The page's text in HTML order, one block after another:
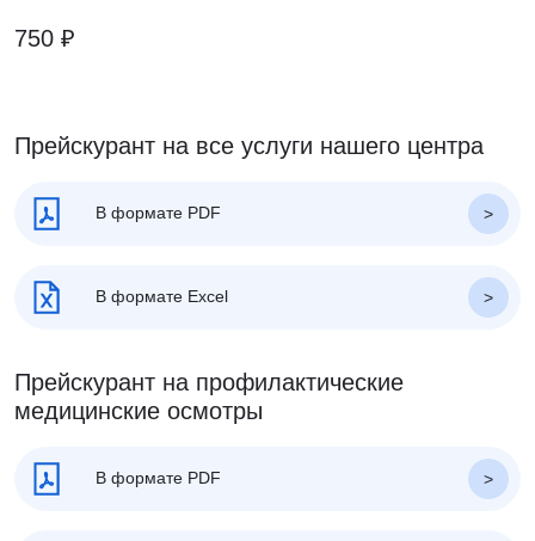
750 ₽
Прейскурант на все услуги нашего центра
В формате PDF
В формате Excel
Прейскурант на профилактические
медицинские осмотры
В формате PDF